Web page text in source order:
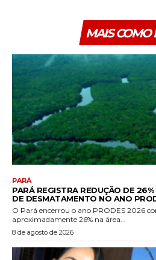
MAIS COMO
PARÁ
PARÁ REGISTRA REDUÇÃO DE
DE DESMATAMENTO NO ANO
O Pará encerrou o ano PRODES 2026
aproximadamente 26% na área...
8 de agosto de 2026